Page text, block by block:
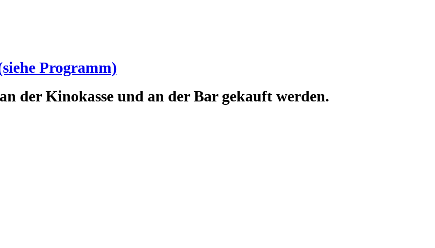
Programm)
der Kinokasse und an der Bar gekauft werden.